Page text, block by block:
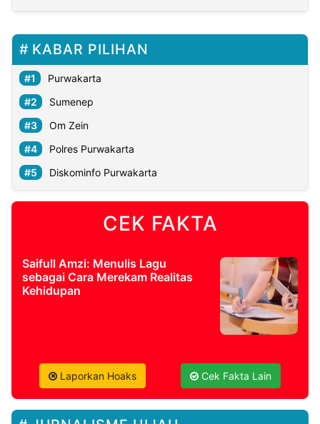
KABAR PILIHAN
Purwakarta
Sumenep
Om Zein
Polres Purwakarta
Diskominfo Purwakarta
CEK FAKTA
Saifull Amzi: Menulis Lagu
sebagai Cara Merekam Realitas
Kehidupan
Laporkan Hoaks Cek Fakta Lain